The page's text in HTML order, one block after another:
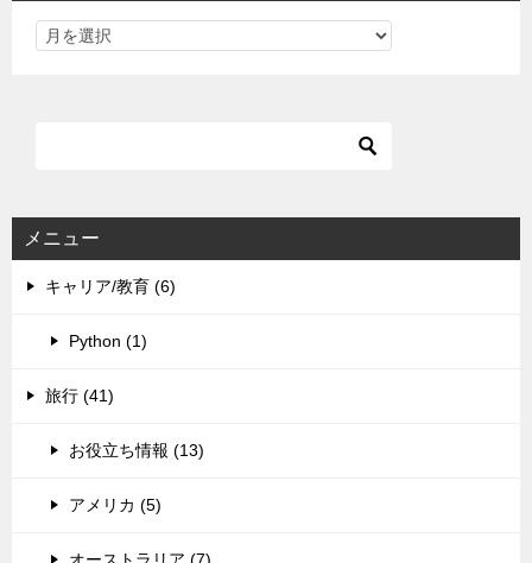
メニュー
キャリア/教育 (6)
Python (1)
旅行 (41)
お役立ち情報 (13)
アメリカ (5)